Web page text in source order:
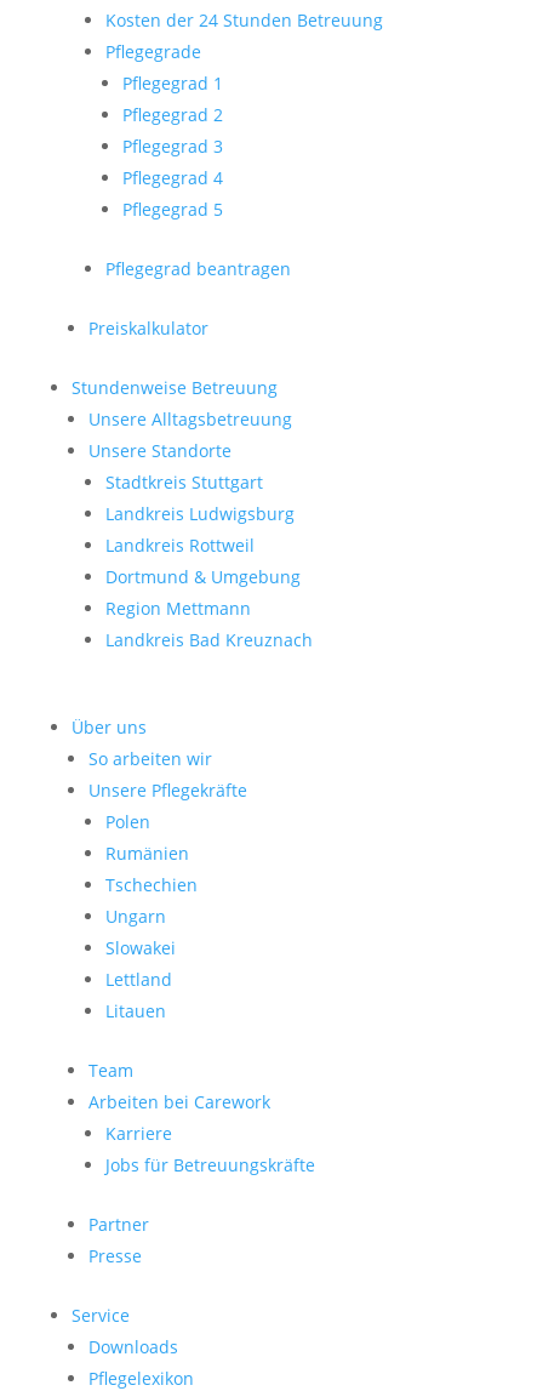
Kosten der 24 Stunden Betreuung
Pflegegrade
Pflegegrad 1
Pflegegrad 2
Pflegegrad 3
Pflegegrad 4
Pflegegrad 5
Pflegegrad beantragen
Preiskalkulator
Stundenweise Betreuung
Unsere Alltagsbetreuung
Unsere Standorte
Stadtkreis Stuttgart
Landkreis Ludwigsburg
Landkreis Rottweil
Dortmund & Umgebung
Region Mettmann
Landkreis Bad Kreuznach
Über uns
So arbeiten wir
Unsere Pflegekräfte
Polen
Rumänien
Tschechien
Ungarn
Slowakei
Lettland
Litauen
Team
Arbeiten bei Carework
Karriere
Jobs für Betreuungskräfte
Partner
Presse
Service
Downloads
Pflegelexikon